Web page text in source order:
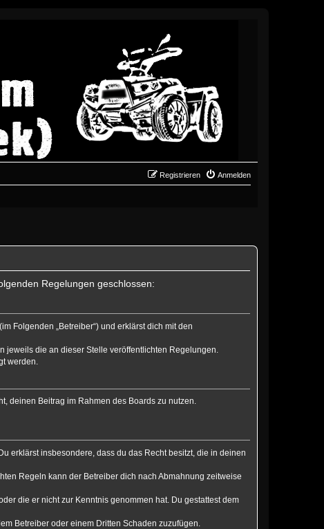
Anmelden
Registrieren
Regelungen geschlossen:
Folgenden „Betreiber“) und erklärst dich mit den
jeweils die an dieser Stelle veröffentlichten Regelungen.
werden.
deinen Beitrag im Rahmen des Boards zu nutzen.
erklärst insbesondere, dass du das Recht besitzt, die in deinen
Regeln kann der Betreiber dich nach Abmahnung zeitweise
die er nicht zur Kenntnis genommen hat. Du gestattest dem
Betreiber oder einem Dritten Schaden zuzufügen.